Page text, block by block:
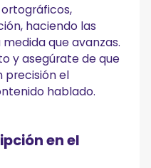
haciendo las
que avanzas.
y asegúrate de que
precisión el
hablado.
en el